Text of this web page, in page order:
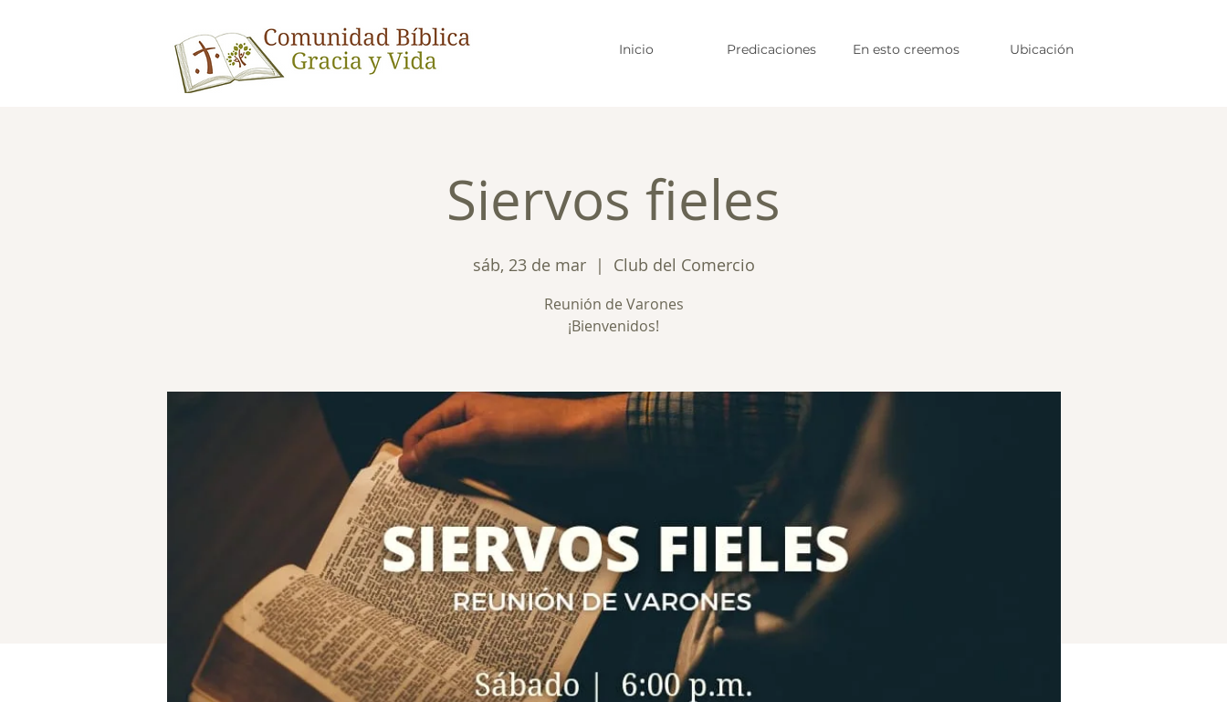
Inicio Predicaciones En esto creemos Ubicación
Siervos fieles
sáb, 23 de mar
  |
Club del Comercio
Reunión de Varones